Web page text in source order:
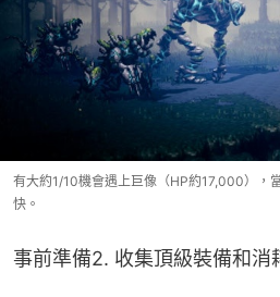
有大約1/10機會遇上巨像（HP約17,000），
快。
事前準備2. 收集頂級裝備和消